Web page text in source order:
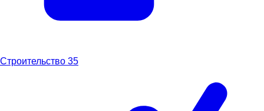
Строительство 35